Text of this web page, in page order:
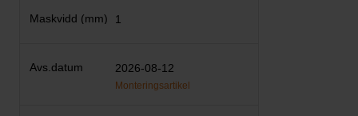
1
2026-08-12
Monteringsartikel